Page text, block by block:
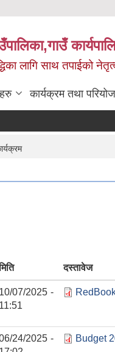
लागि साथ तपाईको
कार्यक्रम तथा
दस्तावेज
10/07/2025 -
11:51
24/2025 -
Budget